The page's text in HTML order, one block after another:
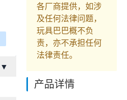
▼
各厂商提供，如涉
及任何法律问题，
玩具巴巴概不负
责，亦不承担任何
法律责任。
产品详情